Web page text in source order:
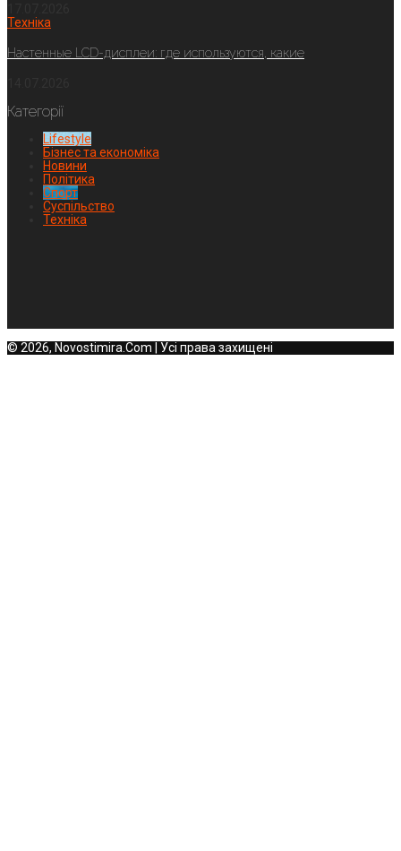
Техніка
Настенные LCD-дисплеи: где используются, какие
Категорії
Lifestyle
Бізнес та економіка
Новини
Політика
Спорт
Суспільство
Техніка
© 2026, Novostimira.Com | Усі права захищені